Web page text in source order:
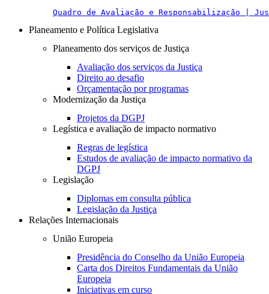
Quadro de Avaliação e Responsabilização |
Planeamento e Política Legislativa
Planeamento dos serviços de Justiça
Avaliação dos serviços da Justiça
Direito ao desafio
Orçamentação por programas
Modernização da Justiça
Projetos da DGPJ
Legística e avaliação de impacto normativo
Regras de legística
Estudos de avaliação de impacto normativo da
DGPJ
Legislação
Diplomas em consulta pública
Legislação da Justiça
Relações Internacionais
União Europeia
Presidência do Conselho da União Europeia
Carta dos Direitos Fundamentais da União
Europeia
Iniciativas em curso